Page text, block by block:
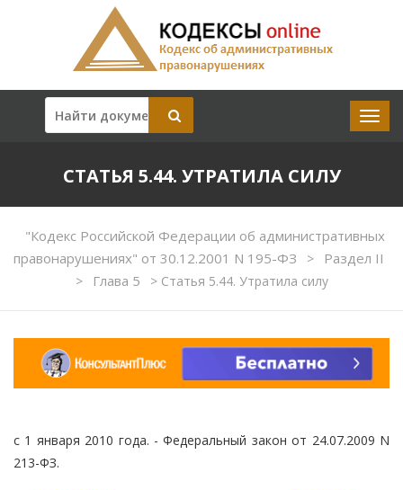
СТАТЬЯ 5.44. УТРАТИЛА СИЛУ
"Кодекс Российской Федерации об административных
правонарушениях" от 30.12.2001 N 195-ФЗ
> Раздел II
> Глава 5 >Статья 5.44. Утратила силу
с 1 января 2010 года. - Федеральный закон от 24.07.2009 N
213-ФЗ.